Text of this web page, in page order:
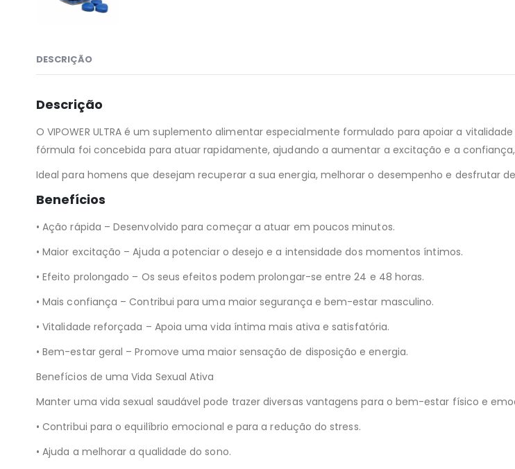
DESCRIÇÃO
Descrição
O VIPOWER ULTRA é um suplemento alimentar especialmente formulado para apoiar a
fórmula foi concebida para atuar rapidamente, ajudando a aumentar a excitação e a
Ideal para homens que desejam recuperar a sua energia, melhorar o desempenho e desfrutar
Benefícios
• Ação rápida – Desenvolvido para começar a atuar em poucos minutos.
• Maior excitação – Ajuda a potenciar o desejo e a intensidade dos momentos íntimos.
• Efeito prolongado – Os seus efeitos podem prolongar-se entre 24 e 48 horas.
• Mais confiança – Contribui para uma maior segurança e bem-estar masculino.
• Vitalidade reforçada – Apoia uma vida íntima mais ativa e satisfatória.
• Bem-estar geral – Promove uma maior sensação de disposição e energia.
Benefícios de uma Vida Sexual Ativa
Manter uma vida sexual saudável pode trazer diversas vantagens para o bem-estar físico e
• Contribui para o equilíbrio emocional e para a redução do stress.
• Ajuda a melhorar a qualidade do sono.